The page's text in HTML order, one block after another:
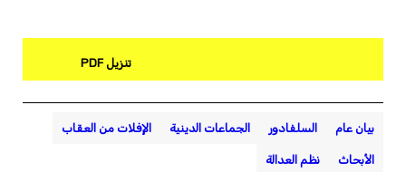
تنزيل PDF
بيان عام السلفادور الجماعات الدينية الإفلات من العقاب
الأبحاث نظم العدالة